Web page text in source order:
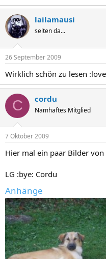
lailamausi
selten da...
26 September 2009
Wirklich schön zu lesen
C cordu
Namhaftes Mitglied
7 Oktober 2009
Hier mal ein paar Bilder von
LG :bye: Cordu
Anhänge